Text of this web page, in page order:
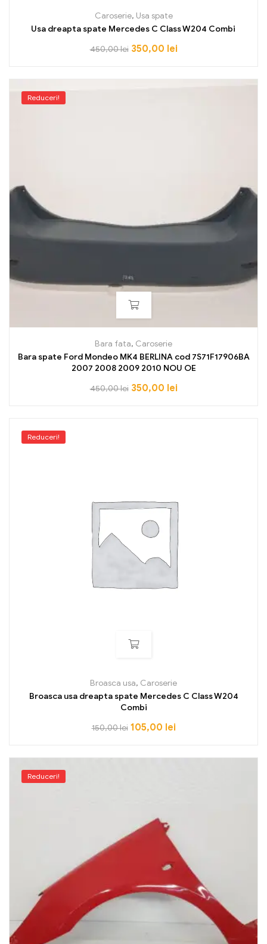
Caroserie, Usa spate
Usa dreapta spate Mercedes C Class W204 Combi
450,00lei 350,00 lei
Reduceri!
Bara fata, Caroserie
Bara spate Ford Mondeo MK4 BERLINA cod 7S71F17906BA
2007 2008 2009 2010 NOU OE
450,00lei 350,00 lei
Reduceri!
Broasca usa, Caroserie
Broasca usa dreapta spate Mercedes C Class W204
Combi
150,00lei 105,00 lei
Reduceri!